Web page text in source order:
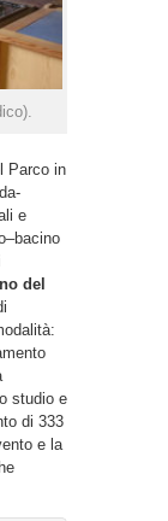
Parco in
e
del
studio e
di 333
e la